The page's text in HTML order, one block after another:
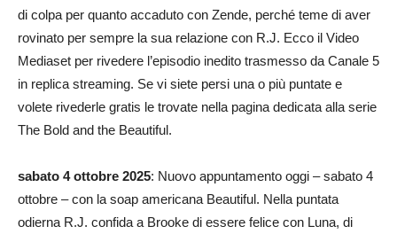
di colpa per quanto accaduto con Zende, perché teme di aver
rovinato per sempre la sua relazione con R.J. Ecco il Video
Mediaset per rivedere l’episodio inedito trasmesso da Canale 5
in replica streaming. Se vi siete persi una o più puntate e
volete rivederle gratis le trovate nella pagina dedicata alla serie
The Bold and the Beautiful.
sabato 4 ottobre 2025: Nuovo appuntamento oggi – sabato 4
ottobre – con la soap americana Beautiful. Nella puntata
odierna R.J. confida a Brooke di essere felice con Luna, di